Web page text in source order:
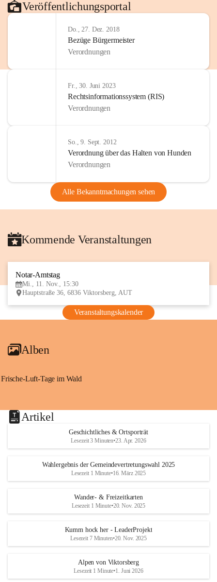
Veröffentlichungsportal
Do., 27. Dez. 2018
Bezüge Bürgermeister
Verordnungen
Fr., 30. Juni 2023
Rechtsinformationssystem (RIS)
Verordnungen
So., 9. Sept. 2012
Verordnung über das Halten von Hunden
Verordnungen
Alle Bekanntmachungen sehen
Kommende Veranstaltungen
Notar-Amtstag
Mi., 11. Nov., 15:30
Hauptstraße 36, 6836 Viktorsberg, AUT
Veranstaltungskalender
Alben
Frische-Luft-Tage im Wald
Artikel
Geschichtliches & Ortsporträt
Lesezeit 3 Minuten•23. Apr. 2026
Wahlergebnis der Gemeindevertretungswahl 2025
Lesezeit 1 Minute•16. März 2025
Wander- & Freizeitkarten
Lesezeit 1 Minute•20. Nov. 2025
Kumm hock her - LeaderProjekt
Lesezeit 7 Minuten•20. Nov. 2025
Alpen von Viktorsberg
Lesezeit 1 Minute•1. Juni 2026